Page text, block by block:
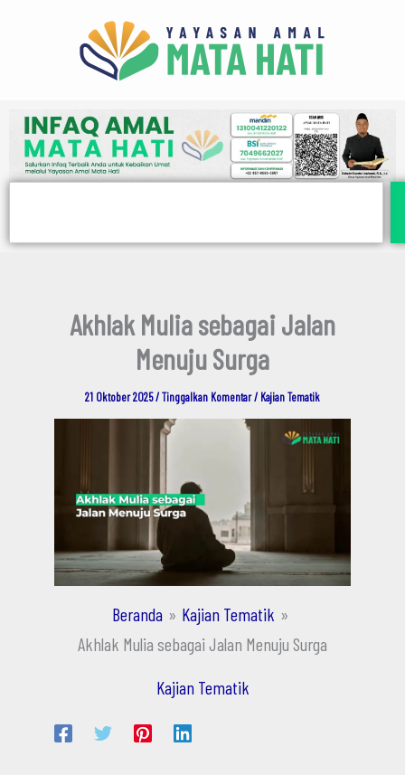
Akhlak Mulia sebagai Jalan
Menuju Surga
21 Oktober 2025/Tinggalkan Komentar/ Kajian Tematik
Beranda
Kajian Tematik
Akhlak Mulia sebagai Jalan Menuju Surga
Kajian Tematik